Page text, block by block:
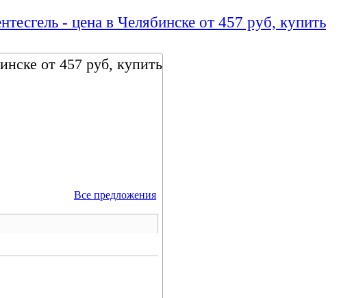
- цена в Челябинске от 457 руб, купить
от 457 руб, купить
Все предложения